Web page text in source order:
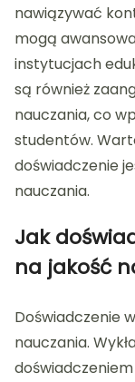
nawiązywać
mogą
instytucjach
są również
nauczania, co
studentów.
doświadczenie
nauczania.
Jak
na jakość
Doświadczenie
nauczania.